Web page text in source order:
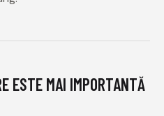
ESTE MAI IMPORTANTĂ